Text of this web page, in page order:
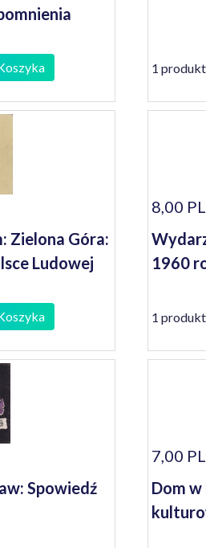
1
Zielona Góra:
Ludowej
8,00
1960
1
Spowiedź
7,00
Dom w